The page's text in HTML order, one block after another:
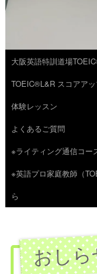
コ
ン
テ
ン
ツ
へ
ス
大阪英語特訓道場
TOEIC®L&R スコアア
体験レッスン
よくあるご質問
※ライティング通信コー
※英語プロ家庭教師（
ら